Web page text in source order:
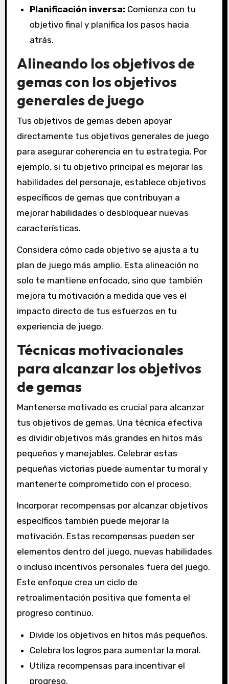
Planificación inversa: Comienza con tu
objetivo final y planifica los pasos hacia
atrás.
Alineando los objetivos de
gemas con los objetivos
generales de juego
Tus objetivos de gemas deben apoyar
directamente tus objetivos generales de juego
para asegurar coherencia en tu estrategia. Por
ejemplo, si tu objetivo principal es mejorar las
habilidades del personaje, establece objetivos
específicos de gemas que contribuyan a
mejorar habilidades o desbloquear nuevas
características.
Considera cómo cada objetivo se ajusta a tu
plan de juego más amplio. Esta alineación no
solo te mantiene enfocado, sino que también
mejora tu motivación a medida que ves el
impacto directo de tus esfuerzos en tu
experiencia de juego.
Técnicas motivacionales
para alcanzar los objetivos
de gemas
Mantenerse motivado es crucial para alcanzar
tus objetivos de gemas. Una técnica efectiva
es dividir objetivos más grandes en hitos más
pequeños y manejables. Celebrar estas
pequeñas victorias puede aumentar tu moral y
mantenerte comprometido con el proceso.
Incorporar recompensas por alcanzar objetivos
específicos también puede mejorar la
motivación. Estas recompensas pueden ser
elementos dentro del juego, nuevas habilidades
o incluso incentivos personales fuera del juego.
Este enfoque crea un ciclo de
retroalimentación positiva que fomenta el
progreso continuo.
Divide los objetivos en hitos más pequeños.
Celebra los logros para aumentar la moral.
Utiliza recompensas para incentivar el
progreso.